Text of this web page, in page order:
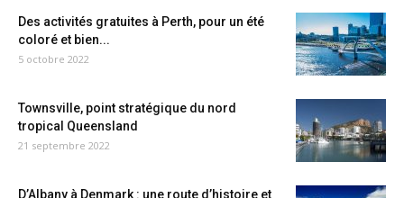
Des activités gratuites à Perth, pour un été
coloré et bien...
5 octobre 2022
Townsville, point stratégique du nord
tropical Queensland
21 septembre 2022
D’Albany à Denmark : une route d’histoire et